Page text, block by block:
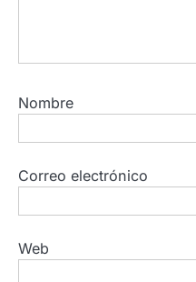
Nombre
Correo electrónico
Web